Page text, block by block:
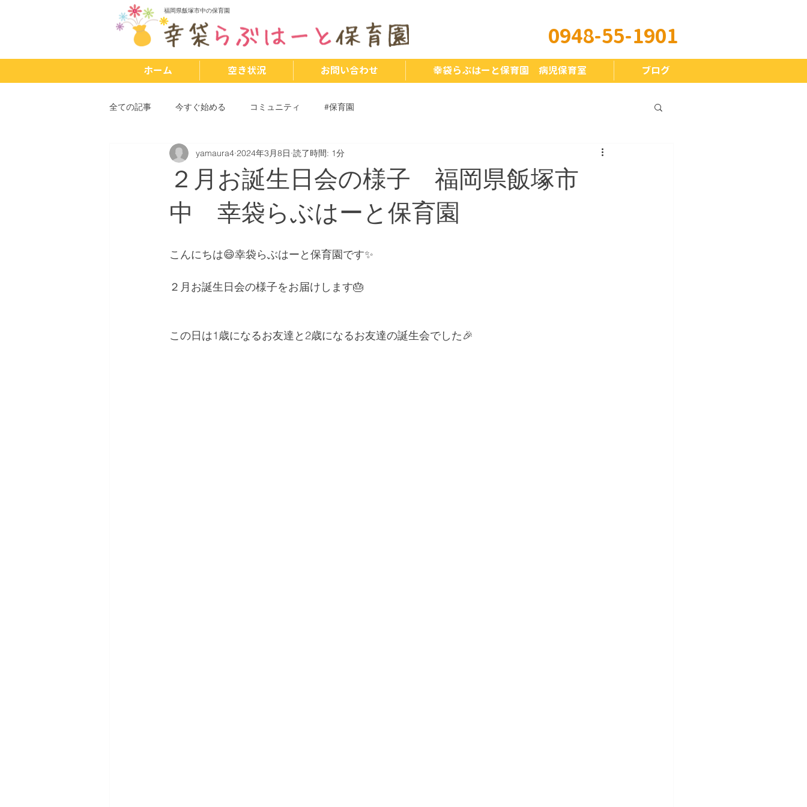
福岡県飯塚市中の保育園
​0948-55-1901
ホーム 空き状況 お問い合わせ 幸袋らぶはーと保育園 病児保育室 ブログ
全ての記事 今すぐ始める コミュニティ #保育園
２月お誕生日会の様子 福岡県飯塚市
中 幸袋らぶはーと保育園
yamaura4 2024年3月8日 読了時間: 1分
こんにちは😄幸袋らぶはーと保育園です✨
２月お誕生日会の様子をお届けします🎂
この日は1歳になるお友達と2歳になるお友達の誕生会でした🎉